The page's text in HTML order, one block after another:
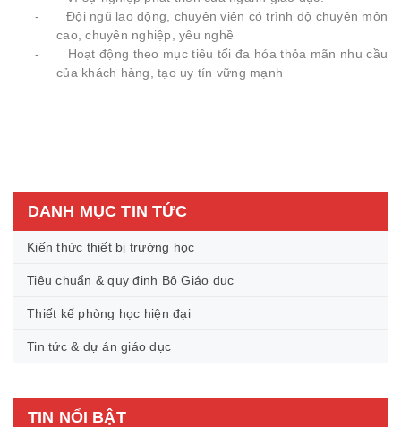
DANH MỤC TIN TỨC
Kiến thức thiết bị trường học
Tiêu chuẩn & quy định Bộ Giáo dục
Thiết kế phòng học hiện đại
Tin tức & dự án giáo dục
TIN NỔI BẬT
- Đội ngũ lao động, chuyên viên có trình độ chuyên môn
cao, chuyên nghiệp, yêu nghề
- Hoạt động theo mục tiêu tối đa hóa thỏa mãn nhu cầu
của khách hàng, tạo uy tín vững mạnh